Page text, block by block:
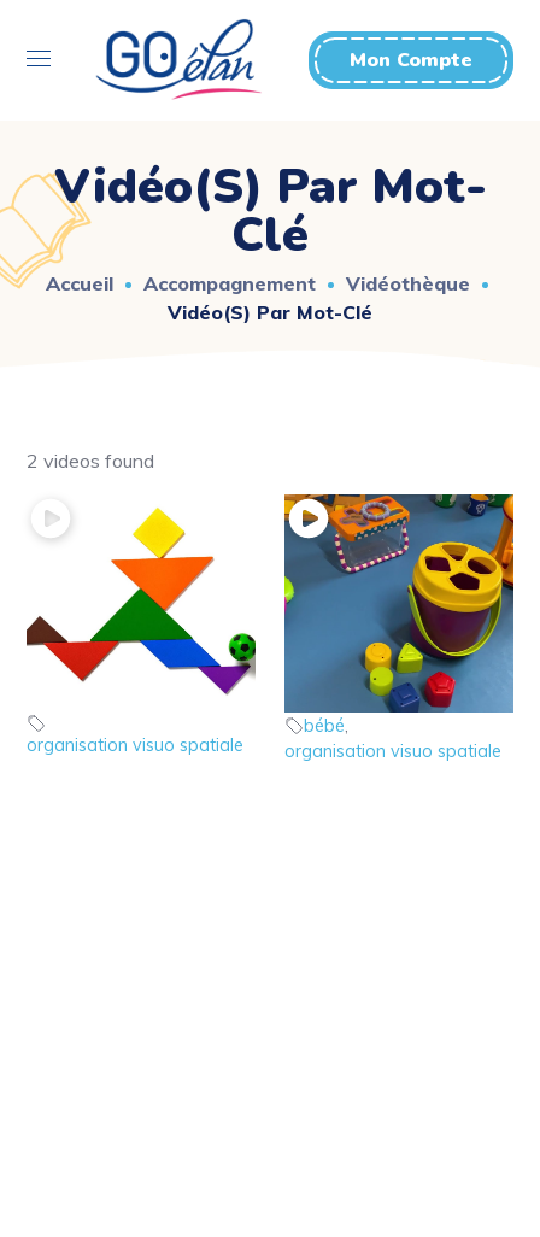
Mon Compte
Vidéo(s) Par Mot-
Clé
Accueil Accompagnement
Vidéothèque
Vidéo(s) Par Mot-Clé
2 videos found
4 – jeu de dessin avec
le Tangram
organisation visuo spatiale
2 – Les jeux visuo
spatiaux du bébé
jeux utiles
bébé,
organisation visuo spatiale